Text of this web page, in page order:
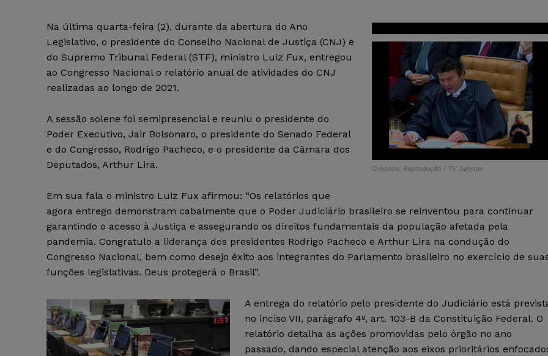
Créditos: Reprodução / TV Juristas
Na última quarta-feira (2), durante da abertura do Ano
Legislativo, o presidente do Conselho Nacional de Justiça (CNJ) e
do Supremo Tribunal Federal (STF), ministro Luiz Fux, entregou
ao Congresso Nacional o relatório anual de atividades do CNJ
realizadas ao longo de 2021.
A sessão solene foi semipresencial e reuniu o presidente do
Poder Executivo, Jair Bolsonaro, o presidente do Senado Federal
e do Congresso, Rodrigo Pacheco, e o presidente da Câmara dos
Deputados, Arthur Lira.
Em sua fala o ministro Luiz Fux afirmou: “Os relatórios que
agora entrego demonstram cabalmente que o Poder Judiciário brasileiro se reinventou para continuar
garantindo o acesso à Justiça e assegurando os direitos fundamentais da população afetada pela
pandemia. Congratulo a liderança dos presidentes Rodrigo Pacheco e Arthur Lira na condução do
Congresso Nacional, bem como desejo êxito aos integrantes do Parlamento brasileiro no exercício de
funções legislativas. Deus protegerá o Brasil”.
A entrega do relatório pelo presidente do Judiciário está
no inciso VII, parágrafo 4º, art. 103-B da Constituição Federal. O
relatório detalha as ações promovidas pelo órgão no ano
passado, dando especial atenção aos eixos prioritários